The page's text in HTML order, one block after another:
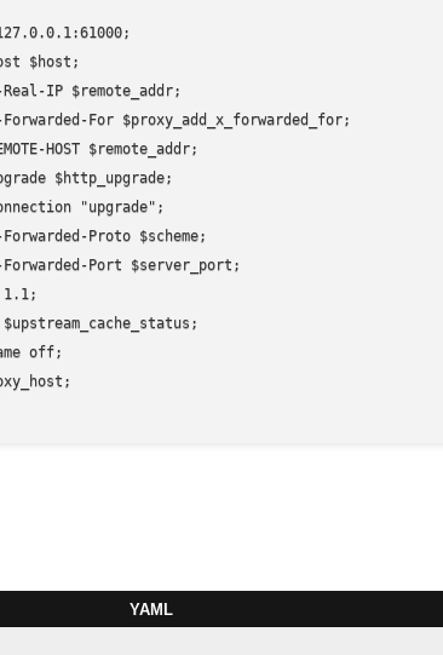
$host;
IP $remote_addr;
For $proxy_add_x_forwarded_for;
HOST $remote_addr;
$http_upgrade;
"upgrade";
Proto $scheme;
Port $server_port;
1.1;
off;
YAML